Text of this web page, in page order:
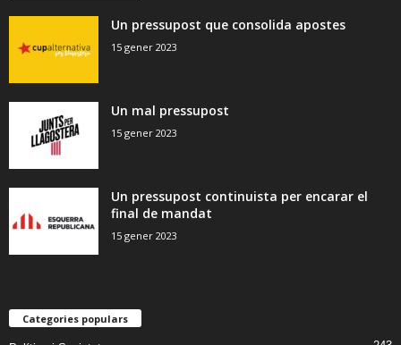
Un pressupost que consolida apostes
15 gener 2023
Un mal pressupost
15 gener 2023
Un pressupost continuista per encarar el
final de mandat
15 gener 2023
Categories populars